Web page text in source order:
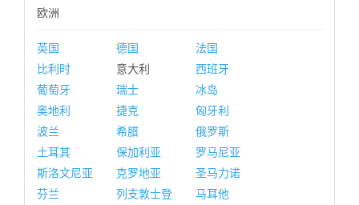
欧洲
英国 德国
法国
比利时
意大利
西班牙
葡萄牙
瑞士
冰岛
奥地利
捷克
匈牙利
波兰
希腊
俄罗斯
土耳其
保加利亚
罗马尼亚
斯洛文尼亚
克罗地亚
圣马力诺
芬兰
列支敦士登
马耳他